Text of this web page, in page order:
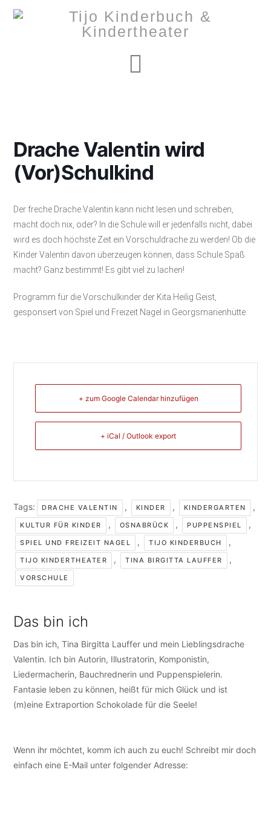
Drache Valentin wird
(Vor)Schulkind
Der freche Drache Valentin kann nicht lesen und schreiben,
macht doch nix, oder? In die Schule will er jedenfalls nicht, dabei
wird es doch höchste Zeit ein Vorschuldrache zu werden! Ob die
Kinder Valentin davon überzeugen können, dass Schule Spaß
macht? Ganz bestimmt! Es gibt viel zu lachen!
Programm für die Vorschulkinder der Kita Heilig Geist,
gesponsert von Spiel und Freizeit Nagel in Georgsmarienhütte.
+ zum Google Calendar hinzufügen
+ iCal / Outlook export
Tags: DRACHE VALENTIN , KINDER , KINDERGARTEN ,
KULTUR FÜR KINDER , OSNABRÜCK , PUPPENSPIEL ,
SPIEL UND FREIZEIT NAGEL , TIJO KINDERBUCH ,
TIJO KINDERTHEATER , TINA BIRGITTA LAUFFER ,
VORSCHULE
Das bin ich
Das bin ich, Tina Birgitta Lauffer und mein Lieblingsdrache
Valentin. Ich bin Autorin, Illustratorin, Komponistin,
Liedermacherin, Bauchrednerin und Puppenspielerin.
Fantasie leben zu können, heißt für mich Glück und ist
(m)eine Extraportion Schokolade für die Seele!
Wenn ihr möchtet, komm ich auch zu euch! Schreibt mir doch
einfach eine E-Mail unter folgender Adresse: